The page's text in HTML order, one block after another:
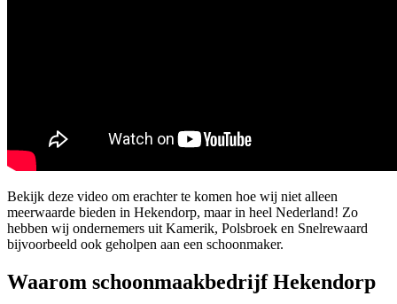
Bekijk deze video om erachter te komen hoe wij niet alleen
meerwaarde bieden in Hekendorp, maar in heel Nederland! Zo
hebben wij ondernemers uit Kamerik, Polsbroek en Snelrewaard
bijvoorbeeld ook geholpen aan een schoonmaker.
Waarom schoonmaakbedrijf Hekendorp